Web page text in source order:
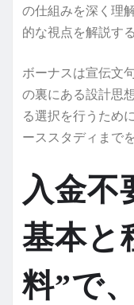
の仕組みを深く理
的な視点を解説する
ボーナスは宣伝文
の裏にある設計思
る選択を行うため
ーススタディまで
入金不
基本と
料”で